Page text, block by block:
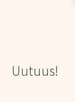
Uutuus!